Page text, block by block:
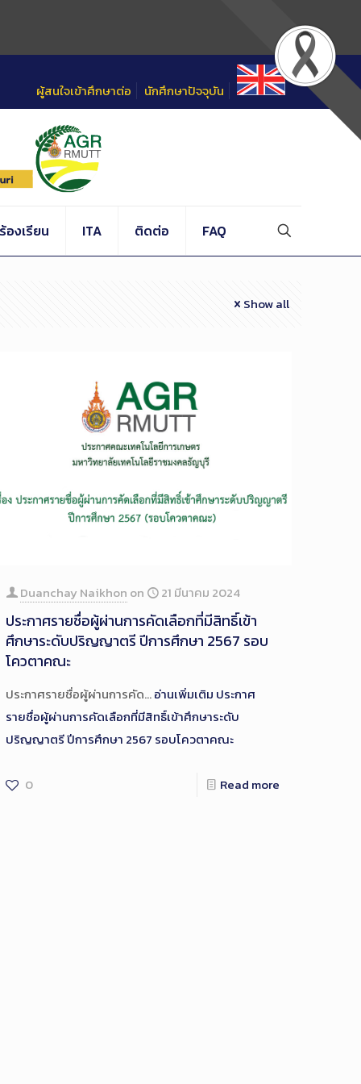
ผู้สนใจเข้าศึกษาต่อ นักศึกษาปัจจุบัน
องเรียน ITA ติดต่อ FAQ
Show all
Duanchay Naikhon on 21 มีนาคม 2024
ประกาศรายชื่อผู้ผ่านการคัดเลือกที่มีสิทธิ์เข้า
ศึกษาระดับปริญญาตรี ปีการศึกษา 2567 รอบ
โควตาคณะ
ประกาศรายชื่อผู้ผ่านการคัด…อ่านเพิ่มเติม ประกาศ
รายชื่อผู้ผ่านการคัดเลือกที่มีสิทธิ์เข้าศึกษาระดับ
ปริญญาตรี ปีการศึกษา 2567 รอบโควตาคณะ
0 Read more